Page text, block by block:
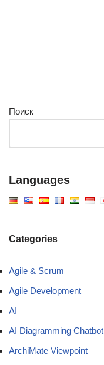
Поиск
Languages
Categories
Agile & Scrum
Agile Development
AI
AI Diagramming Chatbot
ArchiMate Viewpoint